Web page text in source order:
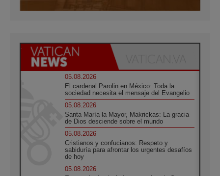
05.08.2026
El cardenal Parolin en México: Toda la
sociedad necesita el mensaje del Evangelio
05.08.2026
Santa María la Mayor, Makrickas: La gracia
de Dios desciende sobre el mundo
05.08.2026
Cristianos y confucianos: Respeto y
sabiduría para afrontar los urgentes desafíos
de hoy
05.08.2026